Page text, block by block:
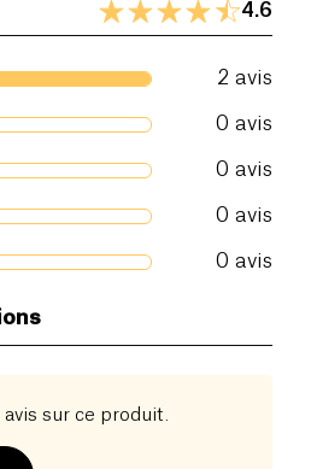
4.6
2 avis
0 avis
0 avis
0 avis
0 avis
avis sur ce produit.